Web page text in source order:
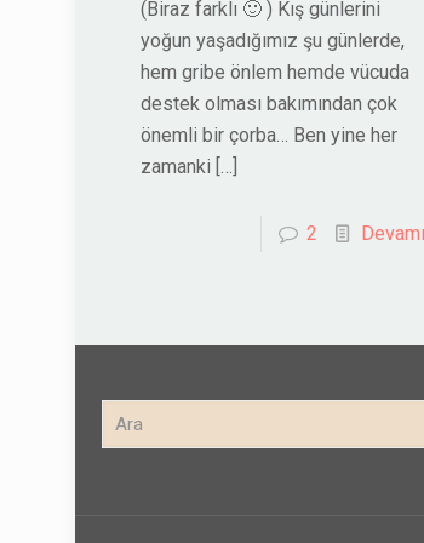
(Biraz farklı 🙂 ) Kış günlerini
yoğun yaşadığımız şu günlerde,
hem gribe önlem hemde vücuda
destek olması bakımından çok
önemli bir çorba… Ben yine her
zamanki […]
2 Devamı